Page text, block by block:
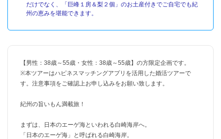
だけでなく、「巨峰１房＆梨２個」のお土産付きでご自宅でも紀
州の恵みを堪能できます。
【男性：38歳～55歳・女性：38歳～55歳】の方限定企画です。
※本ツアーはハピネスマッチングアプリを活用した婚活ツアーで
す。注意事項をご確認上お申し込みをお願い致します。
紀州の旨いもん満載旅！
まずは、日本のエーゲ海といわれる白崎海岸へ。
「日本のエーゲ海」と呼ばれる白崎海岸。